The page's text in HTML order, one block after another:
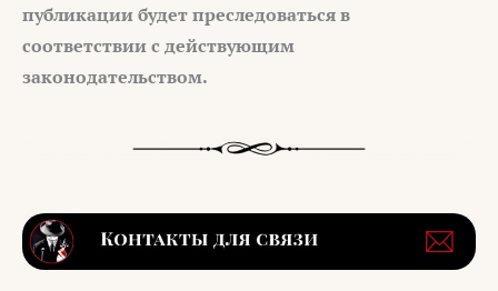
публикации будет преследоваться в
соответствии с действующим
законодательством.